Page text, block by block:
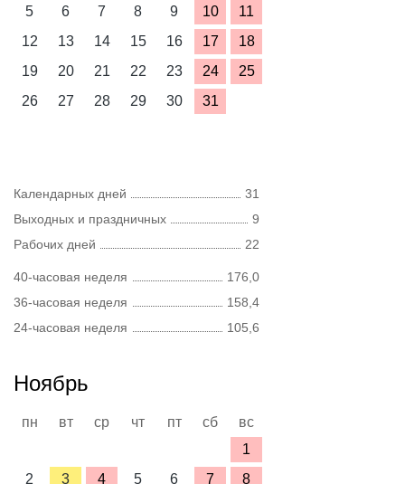
5
6 7 8 9 10
11
12
13 14 15 16 17
18
19
20 21 22 23 24
25
26
27 28 29 30 31
Календарных дней
31
Выходных и праздничных
9
Рабочих дней
22
40-часовая неделя
176,0
36-часовая неделя
158,4
24-часовая неделя
105,6
Ноябрь
пн вт ср чт пт сб
вс
1
2
3 4 5 6 7 8